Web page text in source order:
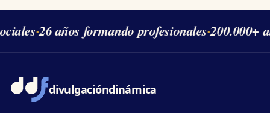
·26 años formando profesionales·200.000+
divulgacióndinámica